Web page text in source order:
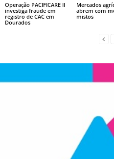
Operação PACIFICARE II
investiga fraude em
registro de CAC em
Dourados
Mercados
abrem com
mistos